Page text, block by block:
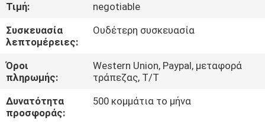
ΜΑΣ
ΕΛΆΤΕ
ΣΕ
ΕΠΑΦΉ
ΜΕ
Τιμή:
negotiable
Συσκευασία
λεπτομέρειες:
Ουδέτερη συσκευασία
Όροι
πληρωμής:
Western Union, Paypal, μεταφορά
τράπεζας, T/T
Δυνατότητα
προσφοράς:
500 κομμάτια το μήνα